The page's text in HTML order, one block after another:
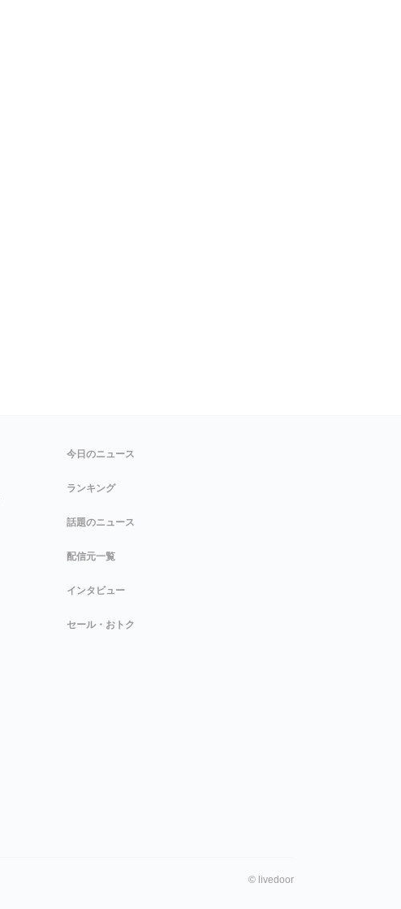
今日のニュース
ランキング
話題のニュース
配信元一覧
インタビュー
セール・おトク
© livedoor